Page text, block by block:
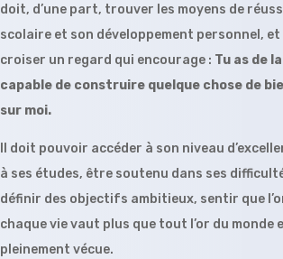
doit, d’une part, trouver les moyens de
scolaire et son développement personnel,
croiser un regard qui encourage : Tu as de
capable de construire quelque chose de
sur moi.
Il doit pouvoir accéder à son niveau
à ses études, être soutenu dans ses
définir des objectifs ambitieux, sentir que
chaque vie vaut plus que tout l’or du monde
pleinement vécue.